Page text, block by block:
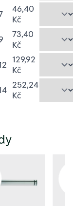
46,40
Kč
73,40
Kč
129,92
Kč
252,24
Kč